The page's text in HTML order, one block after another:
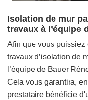
Isolation de mur
travaux à l’équipe
Afin que vous puissiez
travaux d’isolation de
l’équipe de Bauer
Cela vous garantira,
prestataire bénéficie